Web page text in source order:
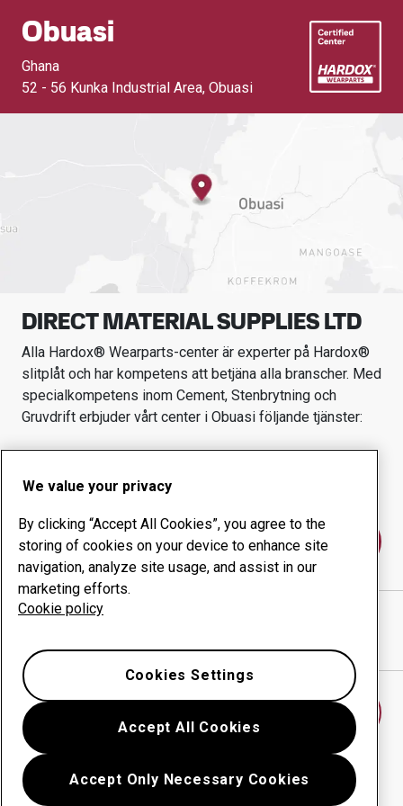
Obuasi
Ghana
52 - 56 Kunka Industrial Area, Obuasi
DIRECT MATERIAL SUPPLIES LTD
Alla Hardox® Wearparts-center är experter på Hardox®
slitplåt och har kompetens att betjäna alla branscher. Med
specialkompetens inom Cement, Stenbrytning och
Gruvdrift erbjuder vårt center i Obuasi följande tjänster:
Slitprodukter
Konsulttjänster
Ökad driftsäkerhet
Kontakta oss
DIRECT MATERIAL SUPPLIES LTD
Tillbaka
We value your privacy
By clicking “Accept All Cookies”, you agree to the
storing of cookies on your device to enhance site
navigation, analyze site usage, and assist in our
marketing efforts.
Cookie policy
Accept All Cookies
Accept Only Necessary Cookies
Cookies Settings